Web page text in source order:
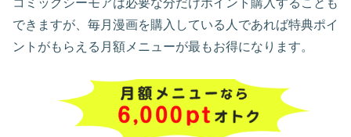
できますが、毎月漫画を購入している人であれば特典ポイ
ントがもらえる月額メニューが最もお得になります。